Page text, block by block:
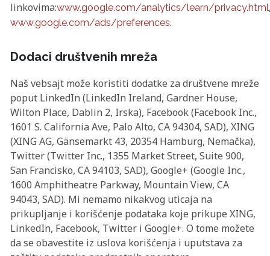
linkovima:www.google.com/analytics/learn/privacy.html
www.google.com/ads/preferences.
Dodaci društvenih mreža
Naš vebsajt može koristiti dodatke za društvene mreže
poput LinkedIn (LinkedIn Ireland, Gardner House,
Wilton Place, Dablin 2, Irska), Facebook (Facebook Inc.,
1601 S. California Ave, Palo Alto, CA 94304, SAD), XING
(XING AG, Gänsemarkt 43, 20354 Hamburg, Nemačka),
Twitter (Twitter Inc., 1355 Market Street, Suite 900,
San Francisko, CA 94103, SAD), Google+ (Google Inc.,
1600 Amphitheatre Parkway, Mountain View, CA
94043, SAD). Mi nemamo nikakvog uticaja na
prikupljanje i korišćenje podataka koje prikupe XING,
LinkedIn, Facebook, Twitter i Google+. O tome možete
da se obavestite iz uslova korišćenja i uputstava za